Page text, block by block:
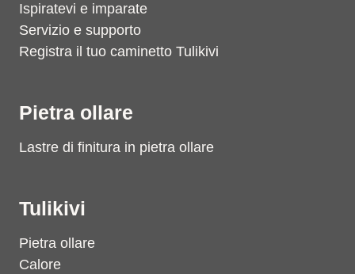
Ispiratevi e imparate
Servizio e supporto
Registra il tuo caminetto Tulikivi
Pietra ollare
Lastre di finitura in pietra ollare
Tulikivi
Pietra ollare
Calore